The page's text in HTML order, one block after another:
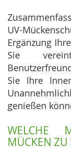
UV-
Ergänzung
Sie
Sie Ihre
genießen
WELCHE
MÜCKEN ZU